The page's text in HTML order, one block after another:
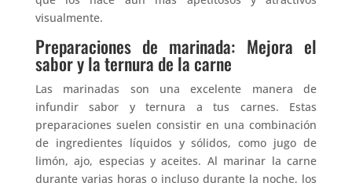
visualmente.
Preparaciones de marinada: Mejora el
sabor y la ternura de la carne
Las marinadas son una excelente manera de
infundir sabor y ternura a tus carnes. Estas
preparaciones suelen consistir en una combinación
de ingredientes líquidos y sólidos, como jugo de
limón, ajo, especias y aceites. Al marinar la carne
durante varias horas o incluso durante la noche, los